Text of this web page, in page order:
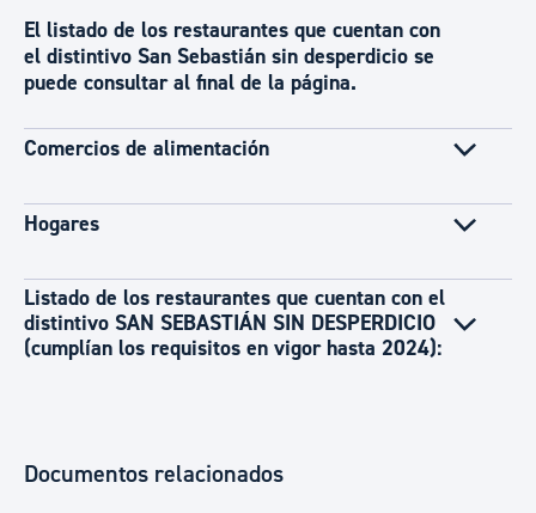
El listado de los restaurantes que cuentan con
el distintivo San Sebastián sin desperdicio se
puede consultar al final de la página.
Comercios de alimentación
Hogares
Listado de los restaurantes que cuentan con el
distintivo SAN SEBASTIÁN SIN DESPERDICIO
(cumplían los requisitos en vigor hasta 2024):
Documentos relacionados